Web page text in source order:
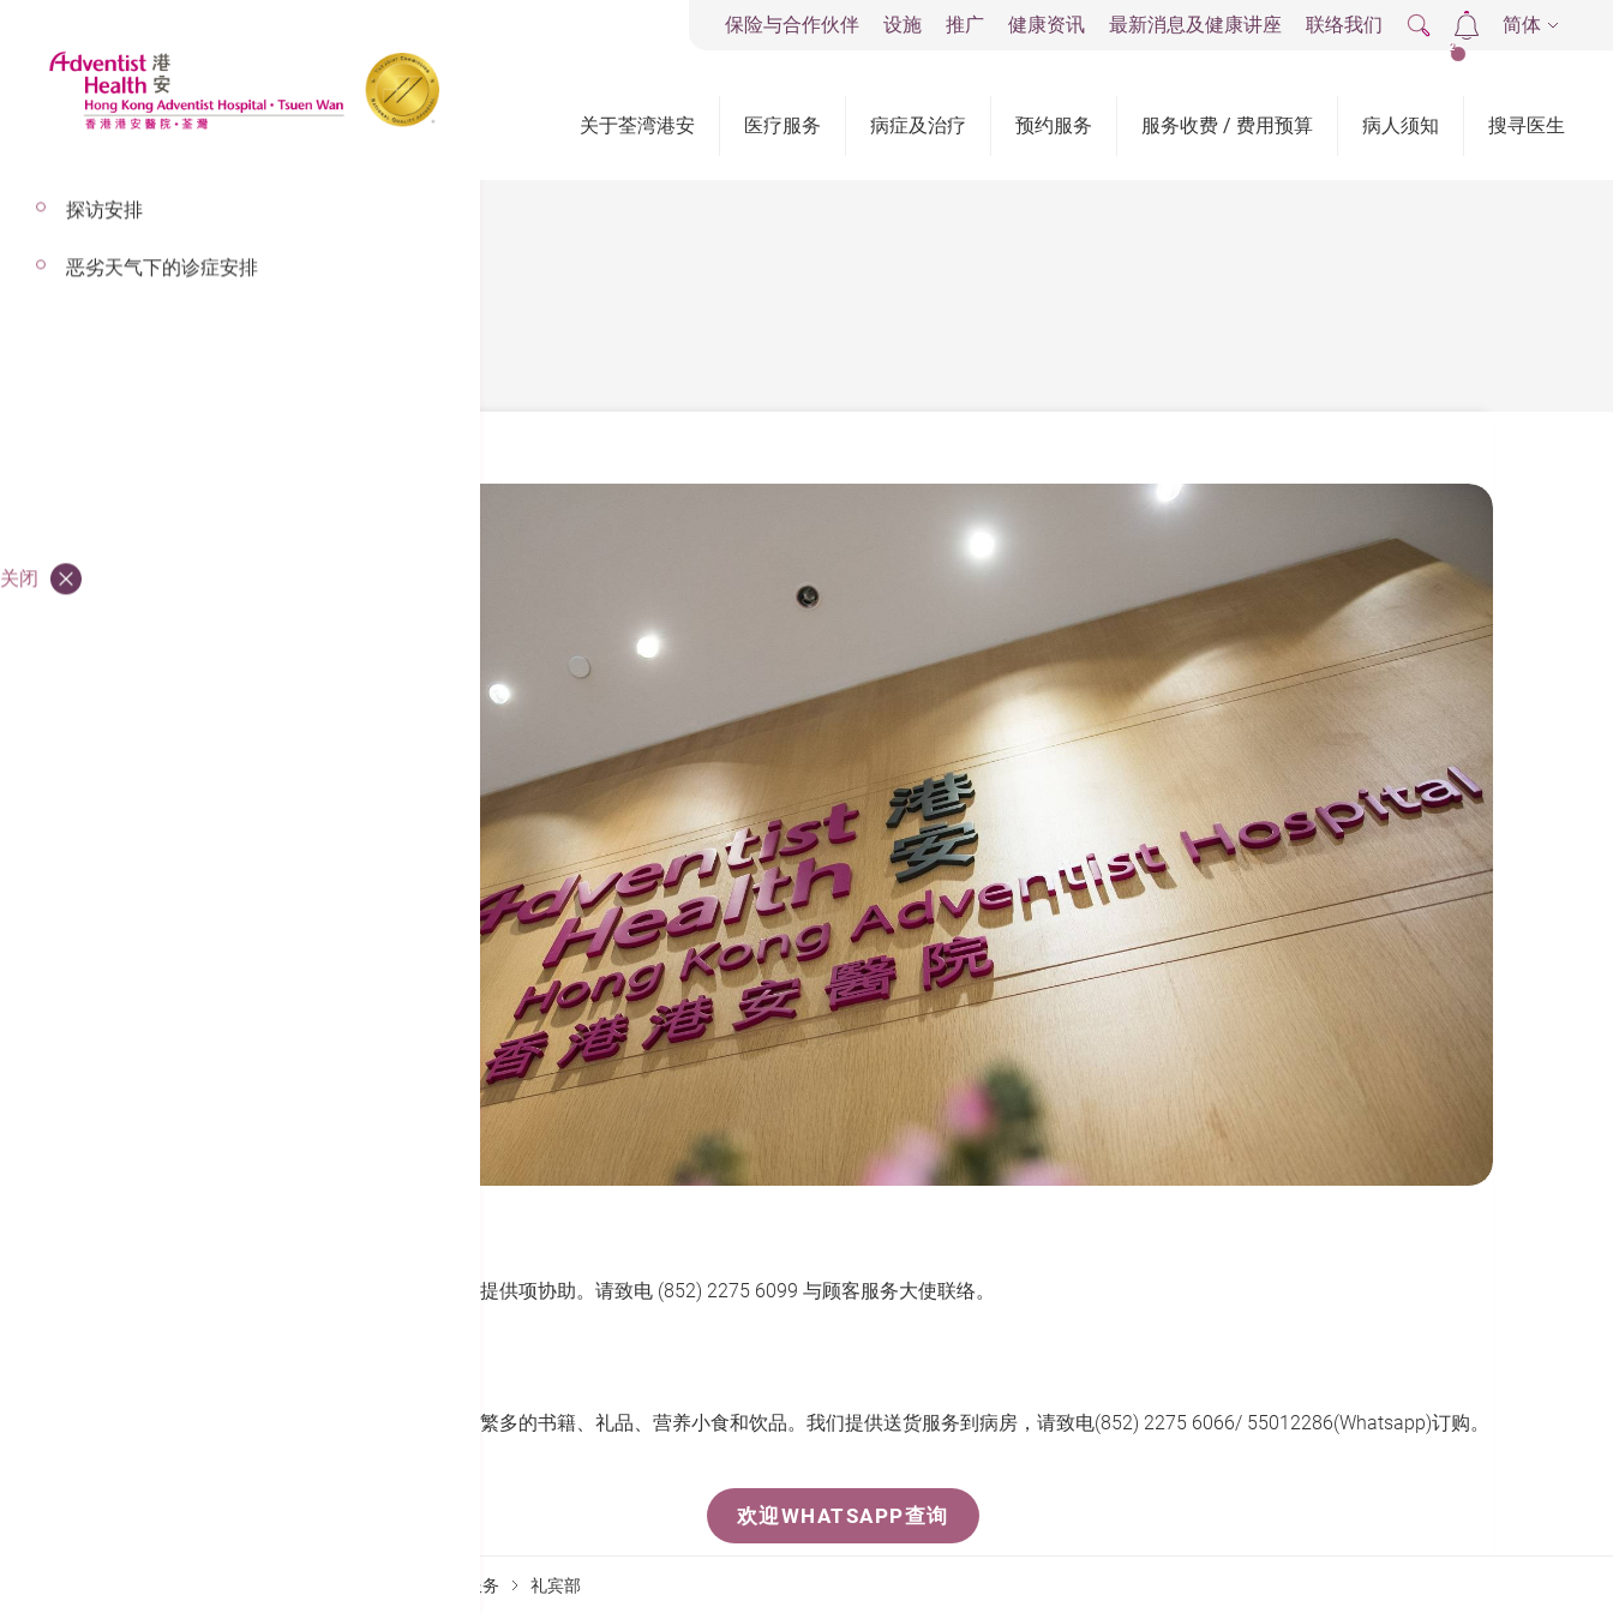
关于荃湾港安 医疗服务 病症及治疗 预约服务 服务收费 / 费用预算 病人须知 搜寻医生
保险与合作伙伴 设施 推广 健康资讯 最新消息及健康讲座 联络我们
2
简体
礼宾部
位于本院主座地下大堂，乐意为您提供项协助。请致电 (852) 2275 6099 与顾客服务大使联络。
设于本院主座地下大堂，提供种类繁多的书籍、礼品、营养小食和饮品。我们提供送货服务到病房，请致电(852) 2275 6066/ 55012286(Whatsapp)订购。
欢迎WHATSAPP查询
顾客服务及礼品服务 礼宾部
探访安排
恶劣天气下的诊症安排
关闭